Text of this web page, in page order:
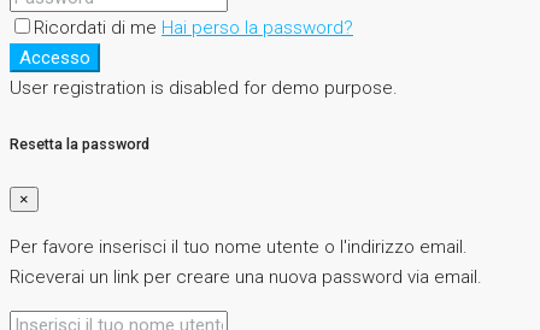
Ricordati di me Hai perso la password?
Accesso
User registration is disabled for demo purpose.
Resetta la password
×
Per favore inserisci il tuo nome utente o l'indirizzo email.
Riceverai un link per creare una nuova password via email.